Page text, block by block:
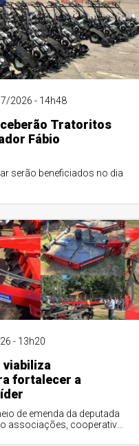
2026 - 14h48
Tratoritos
Fábio
serão beneficiados no dia
- 13h20
viabiliza
fortalecer a
de emenda da deputada
associações, cooperativa